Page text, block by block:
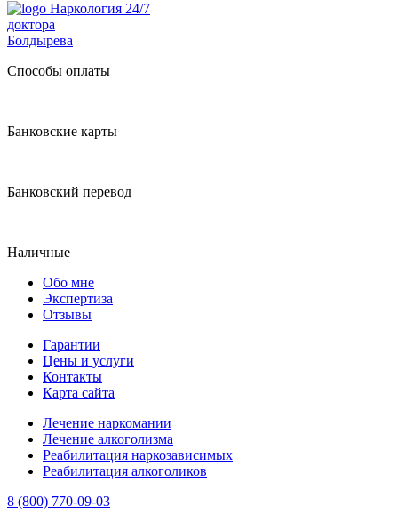
Наркология 24/7
доктора
Болдырева
Способы оплаты
Банковские карты
Банковский перевод
Наличные
Обо мне
Экспертиза
Отзывы
Гарантии
Цены и услуги
Контакты
Карта сайта
Лечение наркомании
Лечение алкоголизма
Реабилитация наркозависимых
Реабилитация алкоголиков
8 (800) 770-09-03